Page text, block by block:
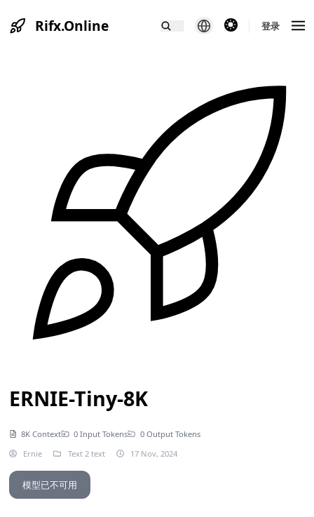
Rifx.Online theme switcher登录
ERNIE-Tiny-8K
8K Context 0 Input Tokens
0 Output Tokens
Ernie
Text 2 text 17 Nov, 2024
模型已不可用